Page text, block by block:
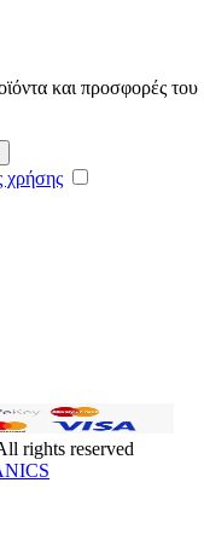
και προσφορές του
χρήσης
rights reserved